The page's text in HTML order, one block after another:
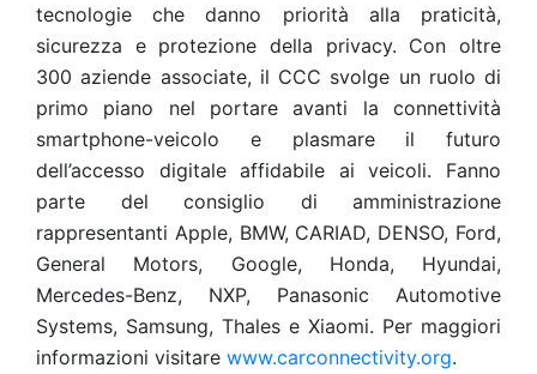
tecnologie che danno priorità alla praticità,
sicurezza e protezione della privacy. Con oltre
300 aziende associate, il CCC svolge un ruolo di
primo piano nel portare avanti la connettività
smartphone-veicolo e plasmare il futuro
dell’accesso digitale affidabile ai veicoli. Fanno
parte del consiglio di amministrazione
rappresentanti Apple, BMW, CARIAD, DENSO, Ford,
General Motors, Google, Honda, Hyundai,
Mercedes-Benz, NXP, Panasonic Automotive
Systems, Samsung, Thales e Xiaomi. Per maggiori
informazioni visitare www.carconnectivity.org.